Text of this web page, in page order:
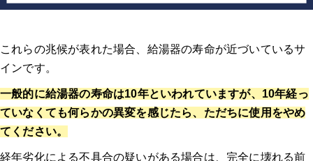
これらの兆候が表れた場合、給湯器の寿命が近づいているサ
インです。
一般的に給湯器の寿命は10年といわれていますが、10年経っ
ていなくても何らかの異変を感じたら、ただちに使用をやめ
てください。
経年劣化による不具合の疑いがある場合は、完全に壊れる前